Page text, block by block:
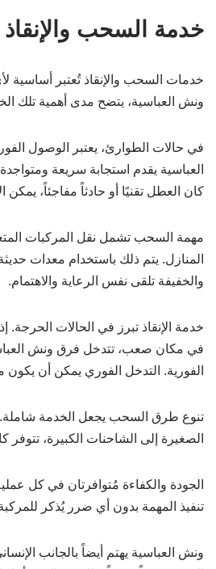
خدمة السحب والإنقاذ
خدمات السحب والإنقاذ تُعتبر أساسية
ونش العباسية، يتضح مدى أهمية تلك
في حالات الطوارئ، يعتبر الوصول
العباسية يقدم استجابة سريعة
كان العطل تقنيًا أو حادثاً مفاجئاً، يمكن
مهمة السحب تشمل نقل المركبات
المنازل. يتم ذلك باستخدام معدات
والخفيفة تلقى نفس الرعاية والاهتمام.
خدمة الإنقاذ تبرز في الحالات الحرجة.
في مكان صعب، تتدخل فرق ونش
الفورية. التدخل الفوري يمكن أن
تنوع طرق السحب يجعل الخدمة
الصغيرة إلى الشاحنات الكبيرة، تتوفر
الجودة والكفاءة مُتوافرتان في كل
تنفيذ المهمة بدون أي ضرر يُذكر
ونش العباسية يهتم أيضاً بالجانب